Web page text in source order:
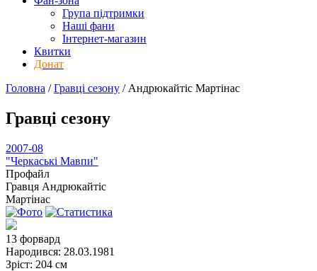
Група підтримки
Наші фани
Інтернет-магазин
Квитки
Донат
Головна /Гравці сезону / Андрюкайтіс Мартінас
Гравці сезону
2007-08
"Черкаські Мавпи"
Профайл
Гравця Андрюкайтіс
Мартінас
13 форвард
Народився: 28.03.1981
Зріст: 204 см